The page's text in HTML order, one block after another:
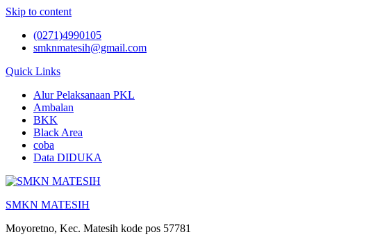
Skip to content
(0271)4990105
smknmatesih@gmail.com
Quick Links
Alur Pelaksanaan PKL
Ambalan
BKK
Black Area
coba
Data DIDUKA
SMKN MATESIH
Moyoretno, Kec. Matesih kode pos 57781